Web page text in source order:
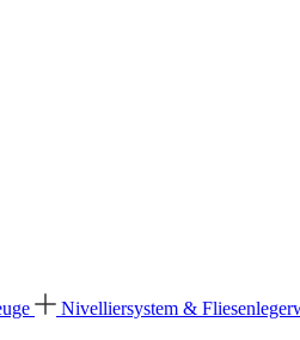
Nivelliersystem &